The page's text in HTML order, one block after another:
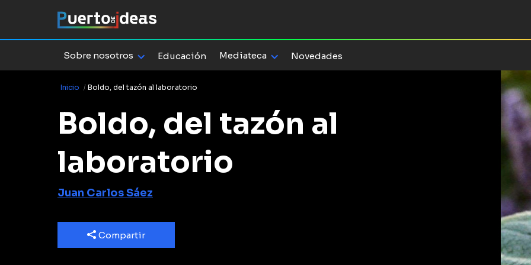
Sobre nosotros Educación Mediateca Novedades
Inicio / Boldo, del tazón al laboratorio
Boldo, del tazón al
laboratorio
Juan Carlos Sáez
Compartir